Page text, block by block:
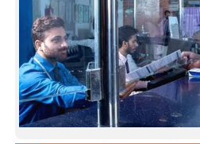
INFO+
ART
ASTRO